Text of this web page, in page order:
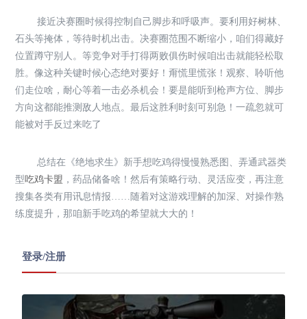
接近决赛圈时候得控制自己脚步和呼吸声。要利用好树林、
石头等掩体，等待时机出击。决赛圈范围不断缩小，咱们得藏好
位置蹲守别人。等竞争对手打得两败俱伤时候咱出击就能轻松取
胜。像这种关键时候心态绝对要好！甭慌里慌张！观察、聆听他
们走位啥，耐心等着一击必杀机会！要是能听到枪声方位、脚步
方向这都能推测敌人地点。最后这胜利时刻可别急！一疏忽就可
能被对手反过来吃了
总结在《绝地求生》新手想吃鸡得慢慢熟悉图、弄通武器类
型吃鸡卡盟 ，药品储备啥！然后有策略行动、灵活应变，再注意
搜集各类有用讯息情报……随着对这游戏理解的加深、对操作熟
练度提升，那咱新手吃鸡的希望就大大的！
登录/注册